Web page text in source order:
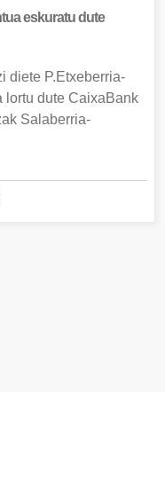
eskuratu dute
diete P.Etxeberria-
lortu dute CaixaBank
Salaberria-